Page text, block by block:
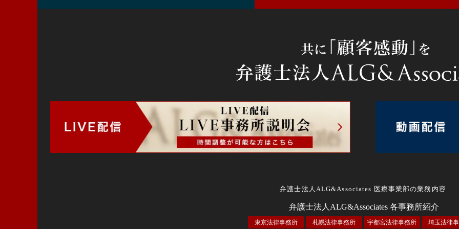
弁護士法人ALG&Associates 医療事業部の業務内容
弁護士法人ALG&Associates 各事務所紹介
東京法律事務所 札幌法律事務所 宇都宮法律事務所 埼玉法律